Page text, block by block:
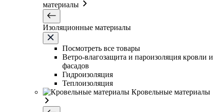
материалы
Изоляционные материалы
Посмотреть все товары
Ветро-влагозащита и пароизоляция кровли и
фасадов
Гидроизоляция
Теплоизоляция
Кровельные материалы